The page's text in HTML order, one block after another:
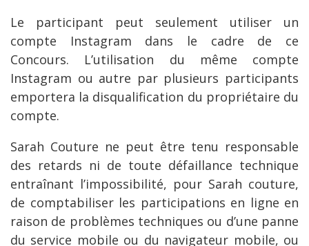
Le participant peut seulement utiliser un
compte Instagram dans le cadre de ce
Concours. L’utilisation du même compte
Instagram ou autre par plusieurs participants
emportera la disqualification du propriétaire du
compte.
Sarah Couture ne peut être tenu responsable
des retards ni de toute défaillance technique
entraînant l’impossibilité, pour Sarah couture,
de comptabiliser les participations en ligne en
raison de problèmes techniques ou d’une panne
du service mobile ou du navigateur mobile, ou